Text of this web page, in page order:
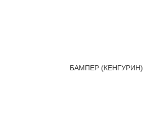
БАМПЕР (КЕНГУРИН)